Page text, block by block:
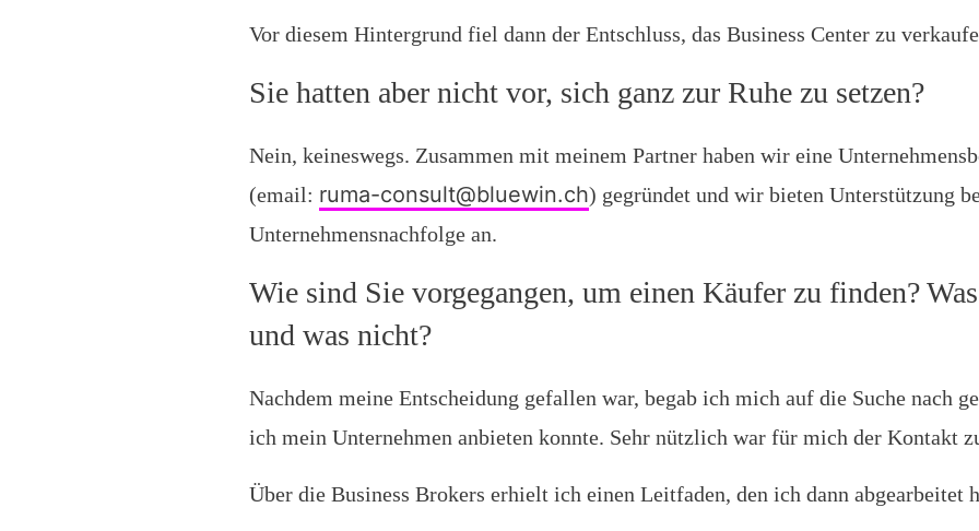
Vor diesem Hintergrund fiel dann der Entschluss, das Business Center zu
Sie hatten aber nicht vor, sich ganz zur Ruhe zu setzen?
Nein, keineswegs. Zusammen mit meinem Partner haben wir eine
(email: ruma-consult@bluewin.ch) gegründet und wir bieten Unterstützung
Unternehmensnachfolge an.
Wie sind Sie vorgegangen, um einen Käufer zu finden?
und was nicht?
Nachdem meine Entscheidung gefallen war, begab ich mich auf die Suche nach
ich mein Unternehmen anbieten konnte. Sehr nützlich war für mich der Kontakt
Über die Business Brokers erhielt ich einen Leitfaden, den ich dann abgearbeitet